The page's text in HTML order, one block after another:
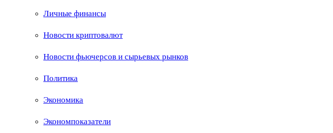
Личные финансы
Новости криптовалют
Новости фьючерсов и сырьевых рынков
Политика
Экономика
Экономпоказатели